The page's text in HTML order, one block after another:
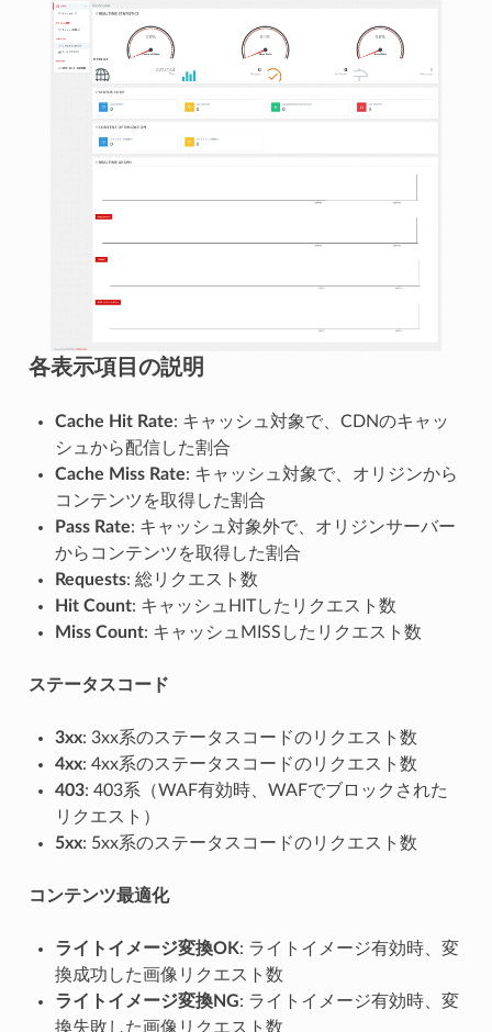
各表示項目の説明
Cache Hit Rate: キャッシュ対象で、CDNのキャッ
シュから配信した割合
Cache Miss Rate: キャッシュ対象で、オリジンから
コンテンツを取得した割合
Pass Rate: キャッシュ対象外で、オリジンサーバー
からコンテンツを取得した割合
Requests: 総リクエスト数
Hit Count: キャッシュHITしたリクエスト数
Miss Count: キャッシュMISSしたリクエスト数
ステータスコード
3xx: 3xx系のステータスコードのリクエスト数
4xx: 4xx系のステータスコードのリクエスト数
403: 403系（WAF有効時、WAFでブロックされた
リクエスト）
5xx: 5xx系のステータスコードのリクエスト数
コンテンツ最適化
ライトイメージ変換OK: ライトイメージ有効時、変
換成功した画像リクエスト数
ライトイメージ変換NG: ライトイメージ有効時、変
換失敗した画像リクエスト数